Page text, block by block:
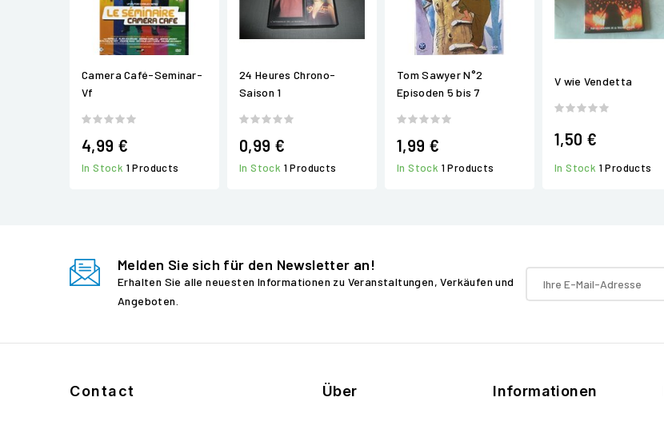
Camera Café-Seminar-
Vf
4,99 €
In Stock 1 Products
24 Heures Chrono-
Saison 1
0,99 €
In Stock 1 Products
Tom Sawyer N°2
Episoden 5 bis 7
1,99 €
In Stock 1 Products
V wie Vendetta
1,50 €
In Stock 1 Products
Melden Sie sich für den Newsletter an!
Erhalten Sie alle neuesten Informationen zu Veranstaltungen, Verkäufen und
Angeboten.
Contact Über Informationen